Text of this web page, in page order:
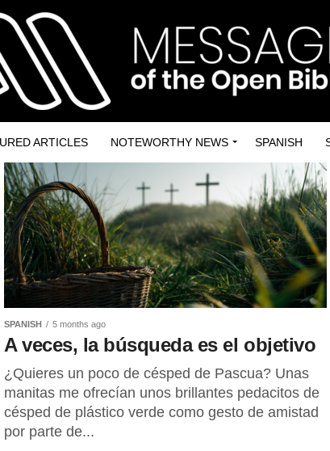
ARTICLES NOTEWORTHY NEWS SPANISH
SPANISH 5 months ago
A veces, la búsqueda es el objetivo
¿Quieres un poco de césped de Pascua? Unas
manitas me ofrecían unos brillantes pedacitos de
césped de plástico verde como gesto de amistad
por parte de...